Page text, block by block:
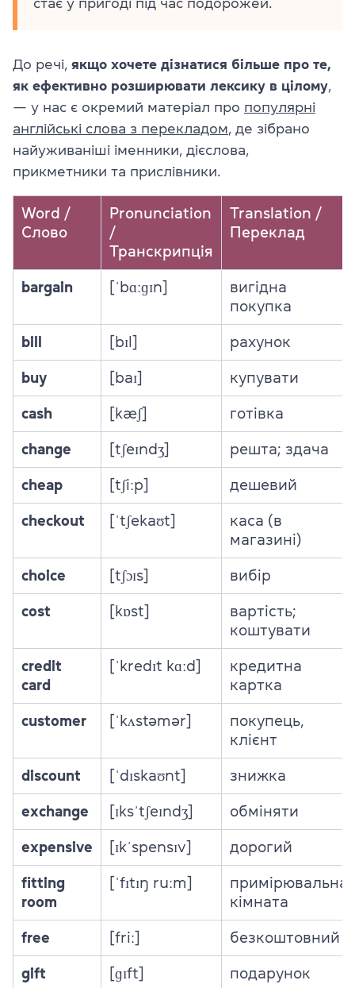
До речі, якщо хочете дізнатися більше про те,
як ефективно розширювати лексику в цілому
— у нас є окремий матеріал про популярні
англійські слова з перекладом , де зібрано
найуживаніші іменники, дієслова,
прикметники та прислівники.
Word /
Слово
Pronunciation
/
Транскрипція
Translation /
Переклад
bargain [ˈbɑːɡɪn]
вигідна
покупка
bill [bɪl] рахунок
buy [baɪ] купувати
cash [kæʃ] готівка
change [tʃeɪndʒ] решта; здача
cheap [tʃiːp] дешевий
checkout [ˈtʃekaʊt]
каса (в
магазині)
choice [tʃɔɪs] вибір
cost [kɒst]
вартість;
коштувати
credit
card
[ˈkredɪt kɑːd]
кредитна
картка
customer [ˈkʌstəmər]
покупець,
клієнт
discount [ˈdɪskaʊnt] знижка
exchange [ɪksˈtʃeɪndʒ] обміняти
expensive [ɪkˈspensɪv] дорогий
fitting
room
[ˈfɪtɪŋ ruːm]
примірювальна
кімната
free [friː] безкоштовний
gift [ɡɪft] подарунок